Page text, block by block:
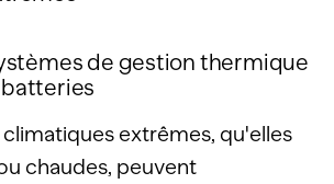
de gestion thermique
extrêmes, qu'elles
chaudes, peuvent